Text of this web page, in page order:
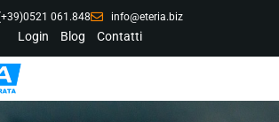
Login Blog Contatti
061.848 info@eteria.biz